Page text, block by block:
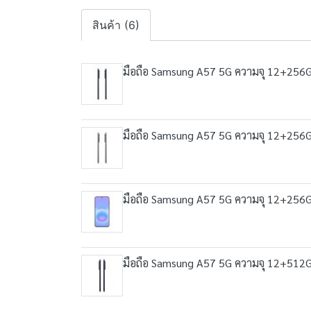
สินค้า (6)
มือถือ Samsung A57 5G ความจุ
มือถือ Samsung A57 5G ความจุ
มือถือ Samsung A57 5G ความจุ
มือถือ Samsung A57 5G ความจุ